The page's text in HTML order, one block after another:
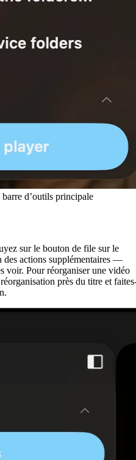
d’outils principale
sur le bouton de file sur le
des actions supplémentaires —
voir. Pour réorganiser une vidéo
près du titre et